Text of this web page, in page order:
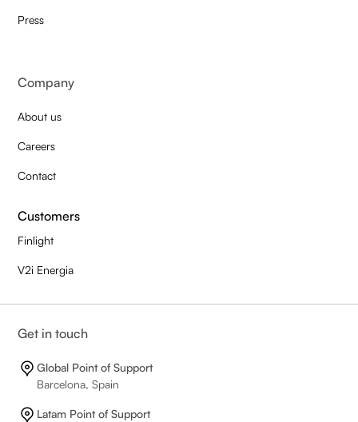
Press
Company
About us
Careers
Contact
Customers
Finlight
V2i Energia
Get in touch
Global Point of Support
Barcelona, Spain
Latam Point of Support